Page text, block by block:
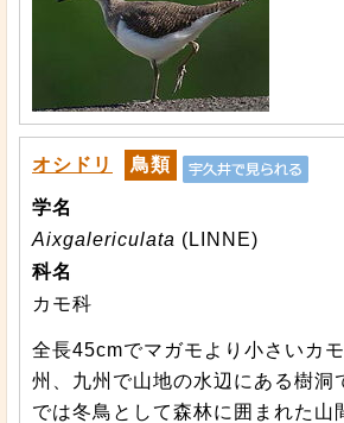
オシドリ 鳥類
学名
Aixgalericulata (LINNE)
科名
カモ科
全長45cmでマガモより小さいカ
州、九州で山地の水辺にある樹洞
では冬鳥として森林に囲まれた山